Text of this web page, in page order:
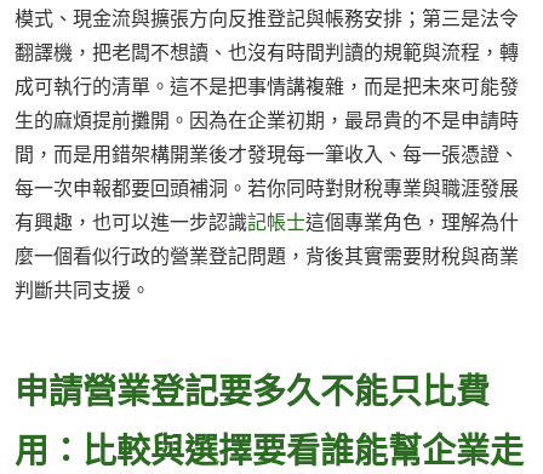
模式、現金流與擴張方向反推登記與帳務安排；第三是法令
翻譯機，把老闆不想讀、也沒有時間判讀的規範與流程，轉
成可執行的清單。這不是把事情講複雜，而是把未來可能發
生的麻煩提前攤開。因為在企業初期，最昂貴的不是申請時
間，而是用錯架構開業後才發現每一筆收入、每一張憑證、
每一次申報都要回頭補洞。若你同時對財稅專業與職涯發展
有興趣，也可以進一步認識記帳士這個專業角色，理解為什
麼一個看似行政的營業登記問題，背後其實需要財稅與商業
判斷共同支援。
申請營業登記要多久不能只比費
用：比較與選擇要看誰能幫企業走